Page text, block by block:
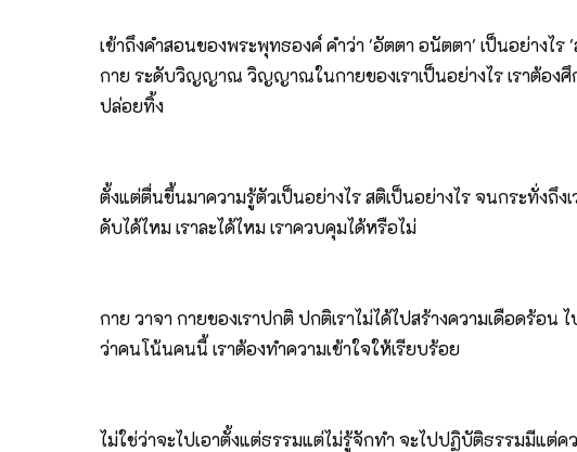
เข้าถึงคำสอนของพระพุทธองค์ คำว่า 'อัตตา อนัตตา' เป็นอย่าง
กาย ระดับวิญญาณ วิญญาณในกายของเราเป็นอย่างไร เราต้องศึ
ปล่อยทิ้ง
ตั้งแต่ตื่นขึ้นมาความรู้ตัวเป็นอย่างไร สติเป็นอย่างไร จนกระทั่งถึ
ดับได้ไหม เราละได้ไหม เราควบคุมได้หรือไม่
กาย วาจา กายของเราปกติ ปกติเราไม่ได้ไปสร้างความเดือดร้อ
ว่าคนโน้นคนนี้ เราต้องทำความเข้าใจให้เรียบร้อย
ไม่ใช่ว่าจะไปเอาตั้งแต่ธรรมแต่ไม่รู้จักทำ จะไปปฏิบัติธรรมมีแต่